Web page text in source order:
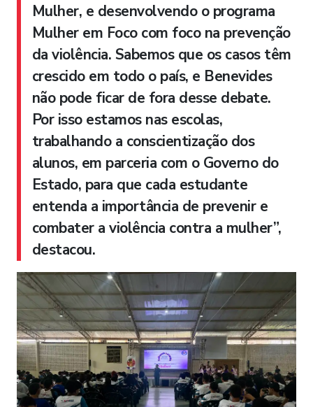
Mulher, e desenvolvendo o programa
Mulher em Foco com foco na prevenção
da violência. Sabemos que os casos têm
crescido em todo o país, e Benevides
não pode ficar de fora desse debate.
Por isso estamos nas escolas,
trabalhando a conscientização dos
alunos, em parceria com o Governo do
Estado, para que cada estudante
entenda a importância de prevenir e
combater a violência contra a mulher”,
destacou.